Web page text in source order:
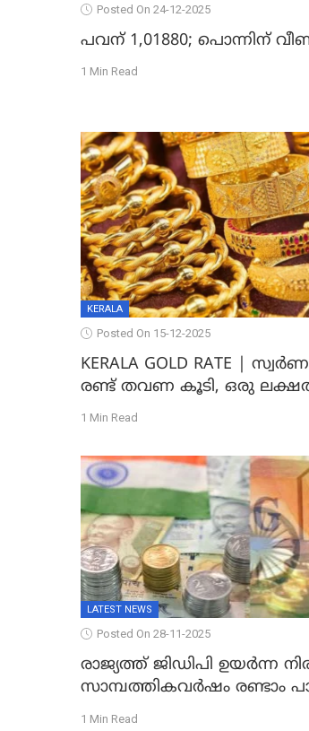
Posted On 24-12-2025
പവന് 1,01880; പൊന്നിന്
1 Min Read
KERALA
Posted On 15-12-2025
KERALA GOLD RATE |
രണ്ട് തവണ കൂടി, ഒരു
സർവകാല റെക്കോഡ്
1 Min Read
LATEST NEWS
Posted On 28-11-2025
രാജ്യത്ത് ജിഡിപി ഉയര്‍ന്ന
സാമ്പത്തികവർഷം രണ്ടാം
ജിഡിപി 8.2 ശതമാനമായി;
1 Min Read